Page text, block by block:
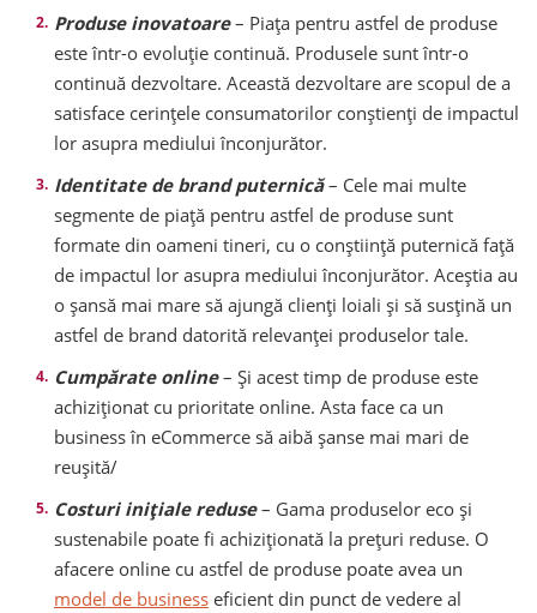
Produse inovatoare– Piața pentru astfel de produse
este într-o evoluție continuă. Produsele sunt într-o
continuă dezvoltare. Această dezvoltare are scopul de a
satisface cerințele consumatorilor conștienți de impactul
lor asupra mediului înconjurător.
Identitate de brand puternică– Cele mai multe
segmente de piață pentru astfel de produse sunt
formate din oameni tineri, cu o conștiință puternică față
de impactul lor asupra mediului înconjurător. Aceștia au
o șansă mai mare să ajungă clienți loiali și să susțină un
astfel de brand datorită relevanței produselor tale.
Cumpărate online– Și acest timp de produse este
achiziționat cu prioritate online. Asta face ca un
business în eCommerce să aibă șanse mai mari de
reușită/
Costuri inițiale reduse– Gama produselor eco și
sustenabile poate fi achiziționată la prețuri reduse. O
afacere online cu astfel de produse poate avea un
model de business eficient din punct de vedere al